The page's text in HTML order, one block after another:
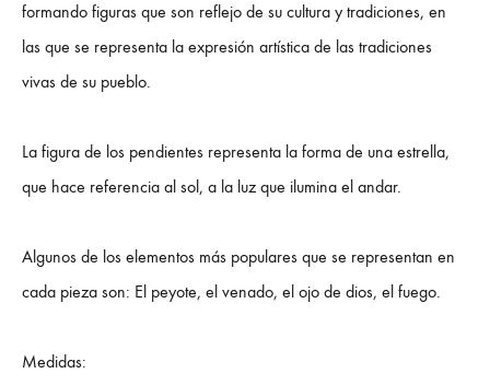
formando figuras que son reflejo de su cultura y tradiciones, en
las que se representa la expresión artística de las tradiciones
vivas de su pueblo.
La figura de los pendientes representa la forma de una estrella,
que hace referencia al sol, a la luz que ilumina el andar.
Algunos de los elementos más populares que se representan en
cada pieza son: El peyote, el venado, el ojo de dios, el fuego.
Medidas: